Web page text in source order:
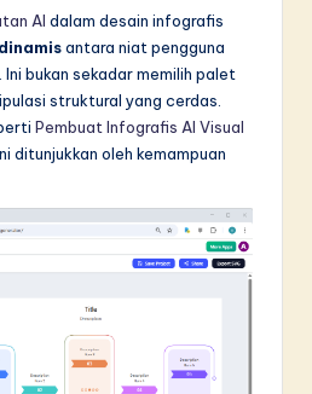
AI dalam desain infografis
antara niat pengguna
bukan sekadar memilih palet
struktural yang cerdas.
Pembuat Infografis AI Visual
ditunjukkan oleh kemampuan